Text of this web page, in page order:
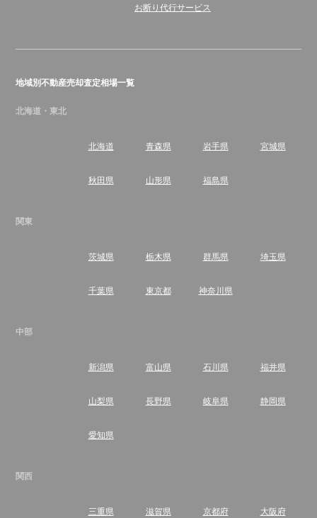
お断り代行サービス
地域別不動産売却査定相場一覧
北海道・東北
北海道 青森県 岩手県 宮城県
秋田県 山形県 福島県
関東
茨城県 栃木県 群馬県 埼玉県
千葉県 東京都 神奈川県
中部
新潟県 富山県 石川県 福井県
山梨県 長野県 岐阜県 静岡県
愛知県
関西
三重県 滋賀県 京都府 大阪府